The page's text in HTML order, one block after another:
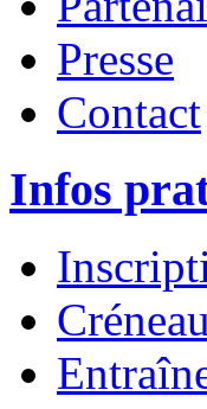
Presse
Contact
Infos